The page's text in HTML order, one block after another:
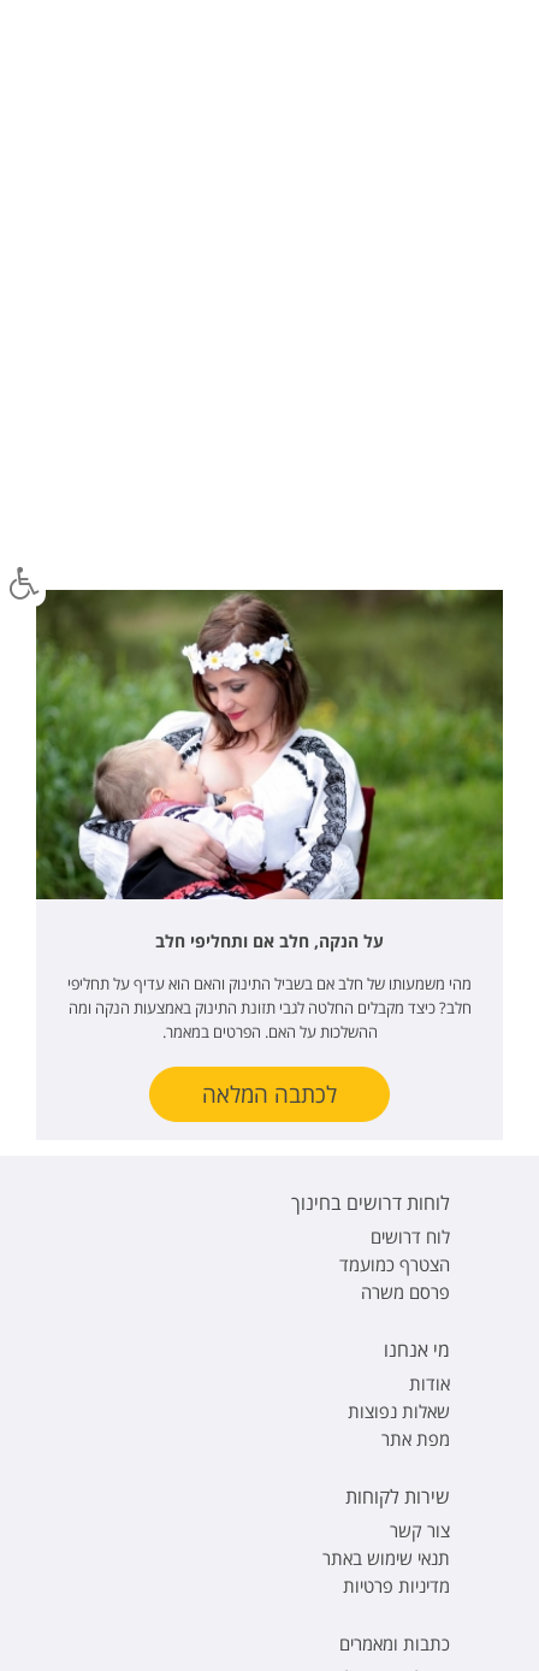
על הנקה, חלב אם ותחליפי חלב
מהי משמעותו של חלב אם בשביל התינוק והאם הוא עדיף על תחליפי
חלב? כיצד מקבלים החלטה לגבי תזונת התינוק באמצעות הנקה ומה
ההשלכות על האם. הפרטים במאמר.
לכתבה המלאה
לוחות דרושים בחינוך
לוח דרושים
הצטרף כמועמד
פרסם משרה
מי אנחנו
אודות
שאלות נפוצות
מפת אתר
שירות לקוחות
צור קשר
תנאי שימוש באתר
מדיניות פרטיות
כתבות ומאמרים